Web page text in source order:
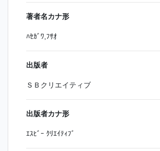
著者名カナ形
ﾊｾｶﾞﾜ,ﾌｻｵ
出版者
ＳＢクリエイティブ
出版者カナ形
ｴｽﾋﾞｰ ｸﾘｴｲﾃｨﾌﾞ